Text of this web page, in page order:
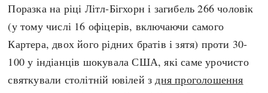
Поразка на ріці Літл-Бігхорн і загибель 266 чоловік
(у тому числі 16 офіцерів, включаючи самого
Картера, двох його рідних братів і зятя) проти 30-
100 у індіанців шокувала США, які саме урочисто
святкували столітній ювілей здня проголошення